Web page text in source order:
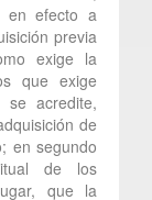
en efecto a
previa
exige la
que exige
se acredite,
de
en segundo
de los
que la